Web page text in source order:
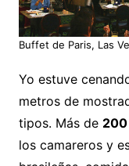
Buffet de Paris, Las
Yo estuve
metros de
tipos. Más de
los camareros y